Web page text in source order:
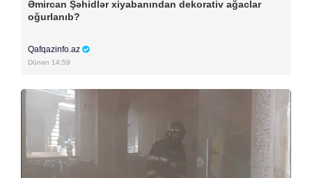
Əmircan Şəhidlər xiyabanından dekorativ ağaclar
oğurlanıb?
Qafqazinfo.az
Dünən 14:59